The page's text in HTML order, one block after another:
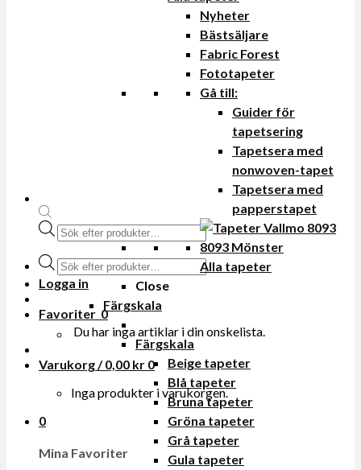
Produktsökning
Produktsökning
Logga in
Favoriter 0
Du har inga artiklar i din onskelista.
Varukorg /0,00 kr 0
Inga produkter i varukorgen.
0
Mina Favoriter
Nyheter
Bästsäljare
Fabric Forest
Fototapeter
Gå till:
Guider för
tapetsering
Tapetsera med
nonwoven-tapet
Tapetsera med
papperstapet
Alla tapeter
Close
Färgskala
Färgskala
Beige tapeter
Blå tapeter
Bruna tapeter
Gröna tapeter
Grå tapeter
Gula tapeter